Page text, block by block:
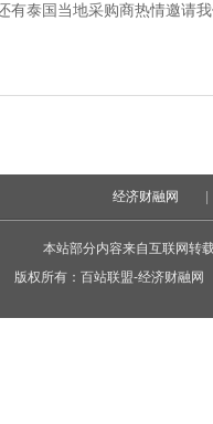
有泰国当地采购商热情邀请
经济财融网
本站部分内容来自互联网转
版权所有： 百站联盟-经济财融网